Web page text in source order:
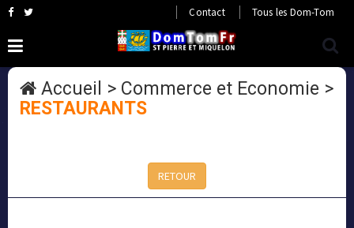
Contact Tous les Dom-Tom
Accueil > Commerce et Economie >
RESTAURANTS
RETOUR